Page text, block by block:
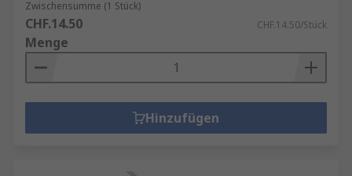
Zwischensumme (1 Stück)
CHF.14.50 CHF.14.50/Stück
Menge
Hinzufügen